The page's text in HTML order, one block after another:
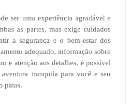
ser uma experiência agradável e
as partes, mas exige cuidados
a segurança e o bem-estar dos
adequado, informação sobre
e atenção aos detalhes, é possível
tranquila para você e seu
patas.